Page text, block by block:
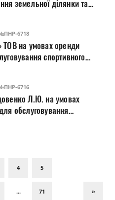
земельної ділянки та
житлового будинку з
та ринкової
Ярослава Мудрого у м.
6718
ТОВ на умовах оренди
спортивного
6716
4 5
... 71 »